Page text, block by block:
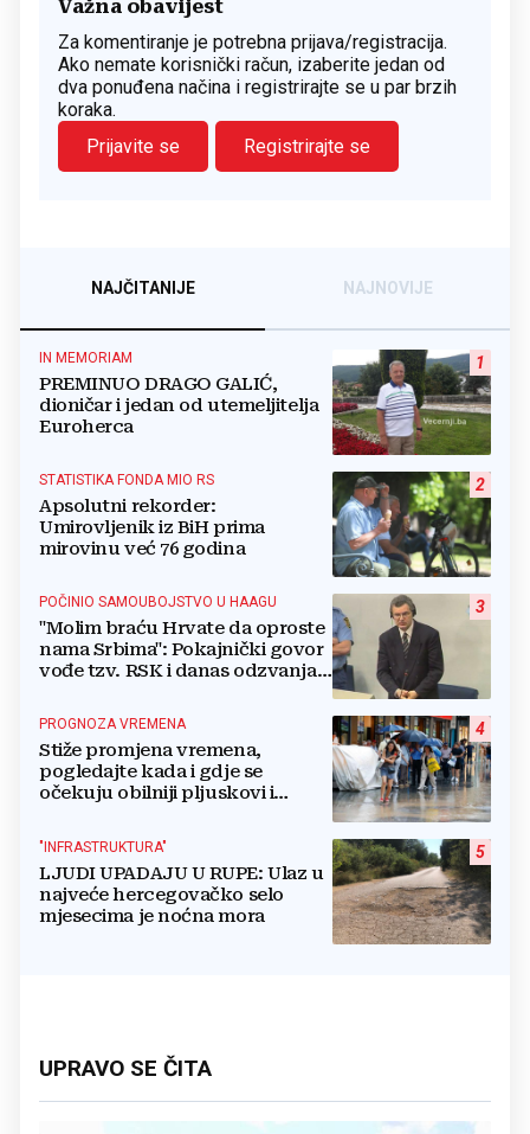
Važna obavijest
Za komentiranje je potrebna prijava/registracija.
Ako nemate korisnički račun, izaberite jedan od
dva ponuđena načina i registrirajte se u par brzih
koraka.
Prijavite se
Registrirajte se
NAJČITANIJE NAJNOVIJE
1
IN MEMORIAM
PREMINUO DRAGO GALIĆ,
dioničar i jedan od utemeljitelja
Euroherca
2
STATISTIKA FONDA MIO RS
Apsolutni rekorder:
Umirovljenik iz BiH prima
mirovinu već 76 godina
3
POČINIO SAMOUBOJSTVO U HAAGU
"Molim braću Hrvate da oproste
nama Srbima": Pokajnički govor
vođe tzv. RSK i danas odzvanja
4
PROGNOZA VREMENA
Stiže promjena vremena,
pogledajte kada i gdje se
očekuju obilniji pljuskovi i
5
"INFRASTRUKTURA"
LJUDI UPADAJU U RUPE: Ulaz u
najveće hercegovačko selo
mjesecima je noćna mora
UPRAVO SE ČITA